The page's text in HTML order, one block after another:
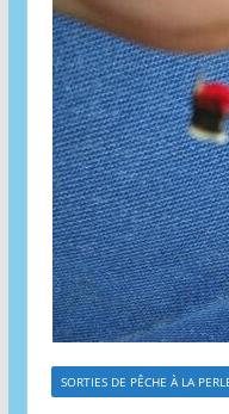
SORTIES DE PÊCHE À LA